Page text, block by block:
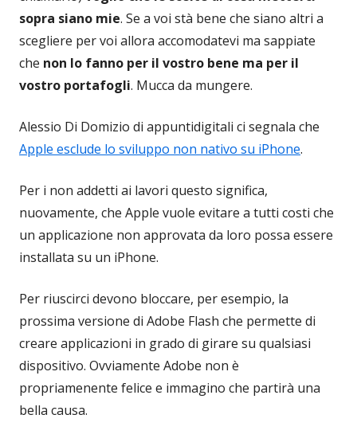
sopra siano mie. Se a voi stà bene che siano altri a
scegliere per voi allora accomodatevi ma sappiate
che non lo fanno per il vostro bene ma per il
vostro portafogli. Mucca da mungere.
Alessio Di Domizio di appuntidigitali ci segnala che
Apple esclude lo sviluppo non nativo su iPhone.
Per i non addetti ai lavori questo significa,
nuovamente, che Apple vuole evitare a tutti costi che
un applicazione non approvata da loro possa essere
installata su un iPhone.
Per riuscirci devono bloccare, per esempio, la
prossima versione di Adobe Flash che permette di
creare applicazioni in grado di girare su qualsiasi
dispositivo. Ovviamente Adobe non è
propriamenente felice e immagino che partirà una
bella causa.